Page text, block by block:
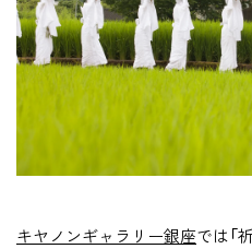
キヤノンギャラリー銀座では「